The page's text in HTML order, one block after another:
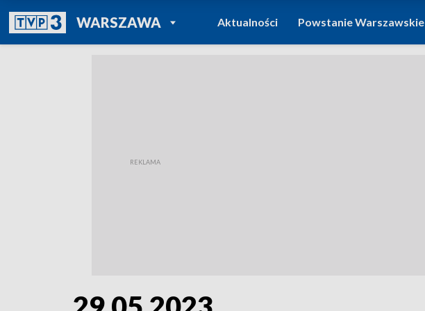
WARSZAWAPOWRÓT DO
TVP REGIONY
Aktualności Powstanie Warszawskie